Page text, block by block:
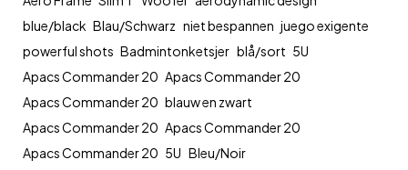
blue/black Blau/Schwarz niet bespannen juego exigente
powerful shots Badmintonketsjer blå/sort 5U
Apacs Commander 20 Apacs Commander 20
Apacs Commander 20 blauw en zwart
Apacs Commander 20 Apacs Commander 20
Apacs Commander 20 5U Bleu/Noir